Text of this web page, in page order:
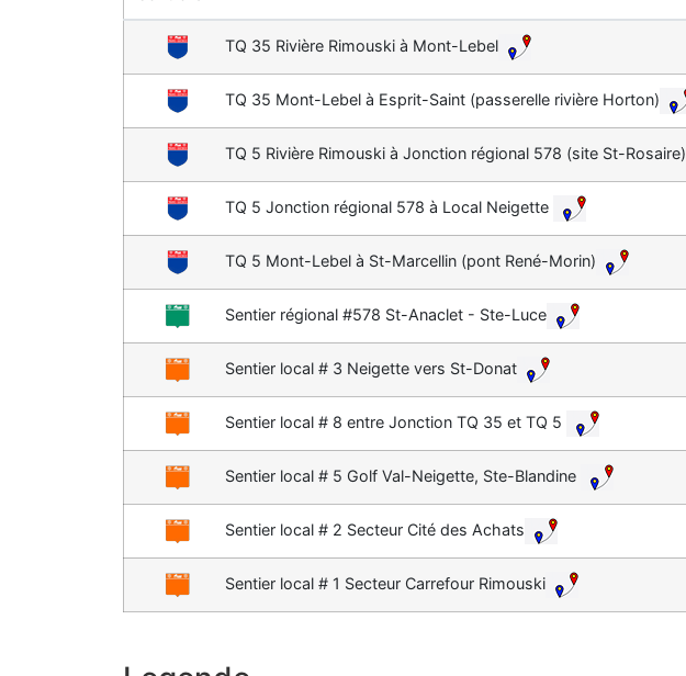
TQ 35 Rivière Rimouski à Mont-Lebel
TQ 35 Mont-Lebel à Esprit-Saint (passerelle rivière Horton)
TQ 5 Rivière Rimouski à Jonction régional 578 (site St-Rosaire)
TQ 5 Jonction régional 578 à Local Neigette
TQ 5 Mont-Lebel à St-Marcellin (pont René-Morin)
Sentier régional #578 St-Anaclet - Ste-Luce
Sentier local # 3 Neigette vers St-Donat
Sentier local # 8 entre Jonction TQ 35 et TQ 5
Sentier local # 5 Golf Val-Neigette, Ste-Blandine
Sentier local # 2 Secteur Cité des Achats
Sentier local # 1 Secteur Carrefour Rimouski